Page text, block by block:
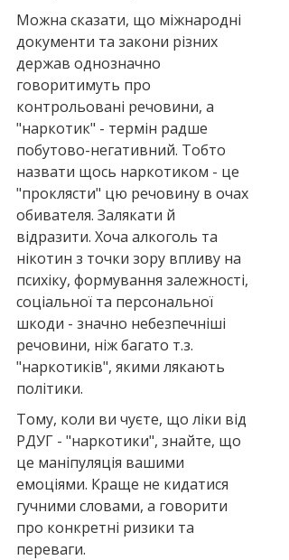
Можна сказати, що міжнародні
документи та закони різних
держав однозначно
говоритимуть про
контрольовані речовини, а
"наркотик" - термін радше
побутово-негативний. Тобто
назвати щось наркотиком - це
"проклясти" цю речовину в очах
обивателя. Залякати й
відразити. Хоча алкоголь та
нікотин з точки зору впливу на
психіку, формування залежності,
соціальної та персональної
шкоди - значно небезпечніші
речовини, ніж багато т.з.
"наркотиків", якими лякають
політики.
Тому, коли ви чуєте, що ліки від
РДУГ - "наркотики", знайте, що
це маніпуляція вашими
емоціями. Краще не кидатися
гучними словами, а говорити
про конкретні ризики та
переваги.